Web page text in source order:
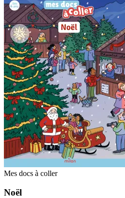
Mes docs à coller
Noël